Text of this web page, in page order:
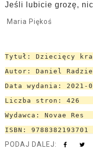
Jeśli lubicie grozę,
Maria Piękoś
Tytuł: Dziecięcy
Autor: Daniel
Data wydania: 2021-
Liczba stron: 426
Wydawca: Novae Res
ISBN: 9788382193701
PODAJ DALEJ: